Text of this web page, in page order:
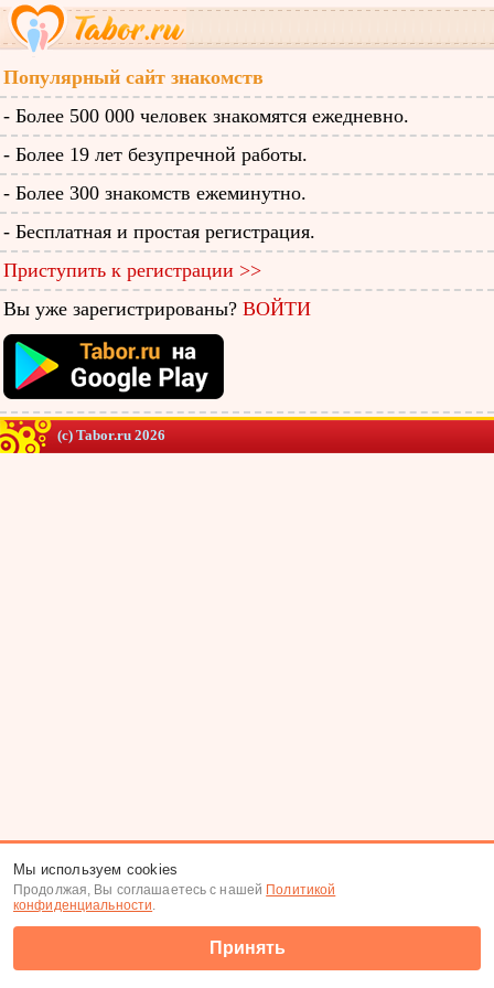
Популярный сайт знакомств
- Более 500 000 человек знакомятся ежедневно.
- Более 19 лет безупречной работы.
- Более 300 знакомств ежеминутно.
- Бесплатная и простая регистрация.
Приступить к регистрации >>
Вы уже зарегистрированы? ВОЙТИ
(c) Tabor.ru 2026
Мы используем cookies
Продолжая, Вы соглашаетесь с нашей Политикой
конфиденциальности.
Принять